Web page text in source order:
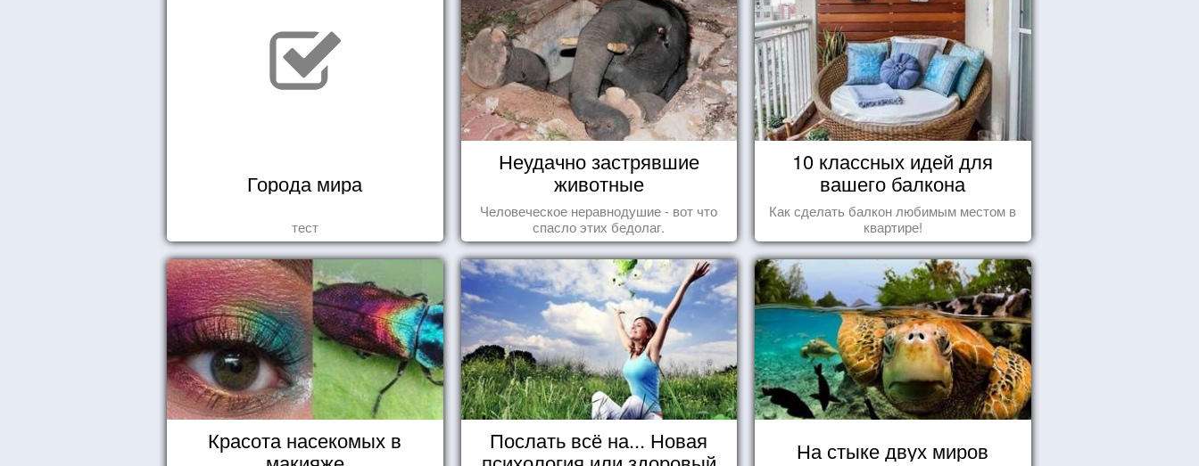
Города мира
тест
Неудачно застрявшие
животные
Человеческое неравнодушие - вот что
спасло этих бедолаг.
10 классных идей для
вашего балкона
Как сделать балкон любимым местом в
квартире!
Красота насекомых в
Послать всё на... Новая
На стыке двух миров